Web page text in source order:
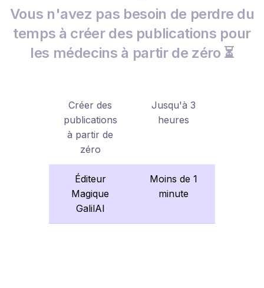
Vous n'avez pas besoin de perdre du
temps à créer des publications pour
les médecins à partir de zéro ⏳
Créer des
publications
à partir de
zéro
Jusqu'à 3
heures
Éditeur
Magique
GalilAI
Moins de 1
minute